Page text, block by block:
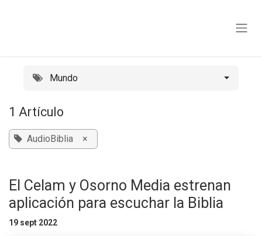
Mundo
1 Artículo
AudioBiblia ×
El Celam y Osorno Media estrenan
aplicación para escuchar la Biblia
19 sept 2022